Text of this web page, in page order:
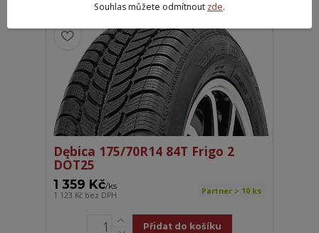
Dębica 175/70R14 84T Frigo 2
DOT25
1 359 Kč/ks
1 123 Kč bez DPH Partner > 10 ks
Přidat do košíku
Souhlas můžete odmítnout zde.